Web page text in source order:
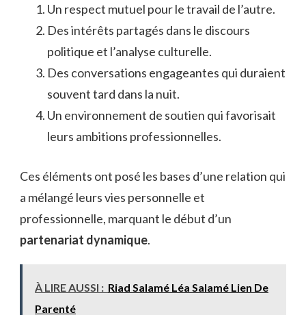
Un respect mutuel pour le travail de l’autre.
Des intérêts partagés dans le discours
politique et l’analyse culturelle.
Des conversations engageantes qui duraient
souvent tard dans la nuit.
Un environnement de soutien qui favorisait
leurs ambitions professionnelles.
Ces éléments ont posé les bases d’une relation qui
a mélangé leurs vies personnelle et
professionnelle, marquant le début d’un
partenariat dynamique.
À LIRE AUSSI : Riad Salamé Léa Salamé Lien De
Parenté